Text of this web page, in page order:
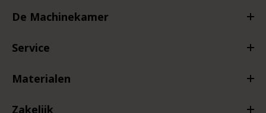
De Machinekamer
Service
Materialen
Zakelijk